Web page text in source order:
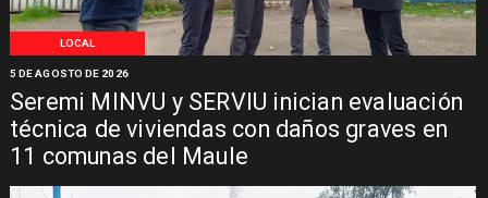
LOCAL
Seremi MINVU y SERVIU inician evaluación
técnica de viviendas con daños graves en
11 comunas del Maule
5 DE AGOSTO DE 2026